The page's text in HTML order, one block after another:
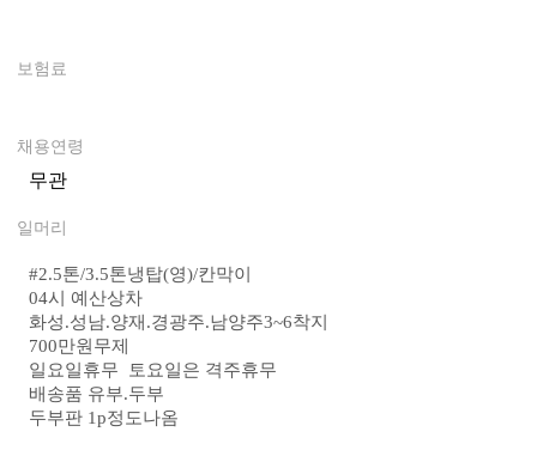
보험료
채용연령
무관
일머리
#2.5톤/3.5톤냉탑(영)/칸막이
04시 예산상차
화성.성남.양재.경광주.남양주3~6착지
700만원무제
일요일휴무 토요일은 격주휴무
배송품 유부.두부
두부판 1p정도나옴